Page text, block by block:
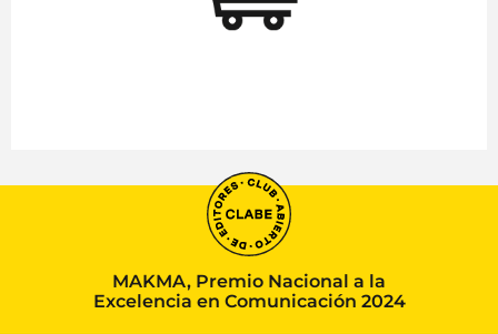
MAKMA, Premio Nacional a la
Excelencia en Comunicación 2024